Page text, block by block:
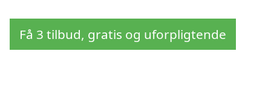
Få 3 tilbud, gratis og uforpligtende